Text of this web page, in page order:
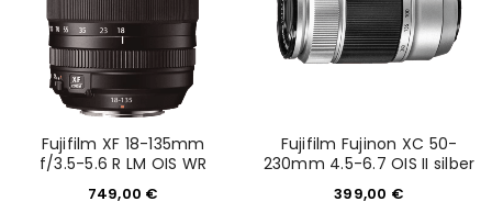
Benutzername oder E-Mail-Adresse*
Fujifilm XF 18-135mm
f/3.5-5.6 R LM OIS WR
749,00 €
Fujifilm Fujinon XC 50-
230mm 4.5-6.7 OIS II silber
399,00 €